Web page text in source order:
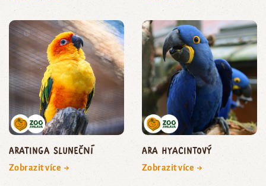
aratinga sluneční
Zobrazit více →
ara hyacintový
Zobrazit více →